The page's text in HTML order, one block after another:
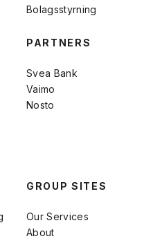
Bolagsstyrning
PARTNERS
Svea Bank
Vaimo
Nosto
GROUP SITES
Our Services
About